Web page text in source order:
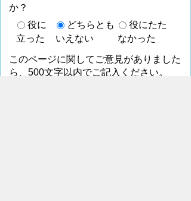
か？
役に
立った
どちらとも
いえない
役にたた
なかった
このページに関してご意見がありました
ら、500文字以内でご記入ください。